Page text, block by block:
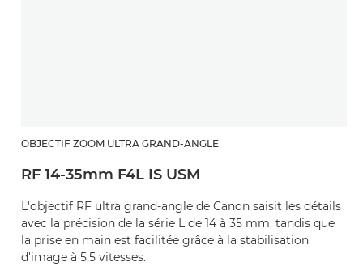
OBJECTIF ZOOM ULTRA GRAND-ANGLE
RF 14-35mm F4L IS USM
L'objectif RF ultra grand-angle de Canon saisit les détails
avec la précision de la série L de 14 à 35 mm, tandis que
la prise en main est facilitée grâce à la stabilisation
d'image à 5,5 vitesses.